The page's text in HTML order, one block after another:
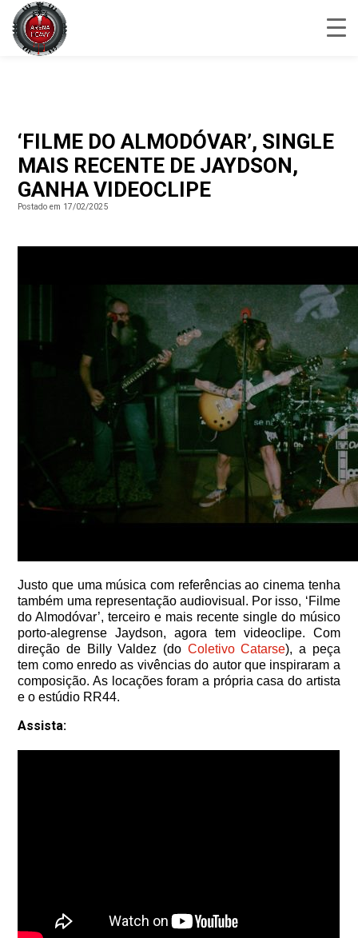
‘FILME DO ALMODÓVAR’, SINGLE
MAIS RECENTE DE JAYDSON,
GANHA VIDEOCLIPE
Postado em 17/02/2025
Justo que uma música com referências ao cinema tenha
também uma representação audiovisual. Por isso, ‘Filme
do Almodóvar’, terceiro e mais recente single do músico
porto-alegrense Jaydson, agora tem videoclipe. Com
direção de Billy Valdez (do Coletivo Catarse), a peça
tem como enredo as vivências do autor que inspiraram a
composição. As locações foram a própria casa do artista
e o estúdio RR44.
Assista: